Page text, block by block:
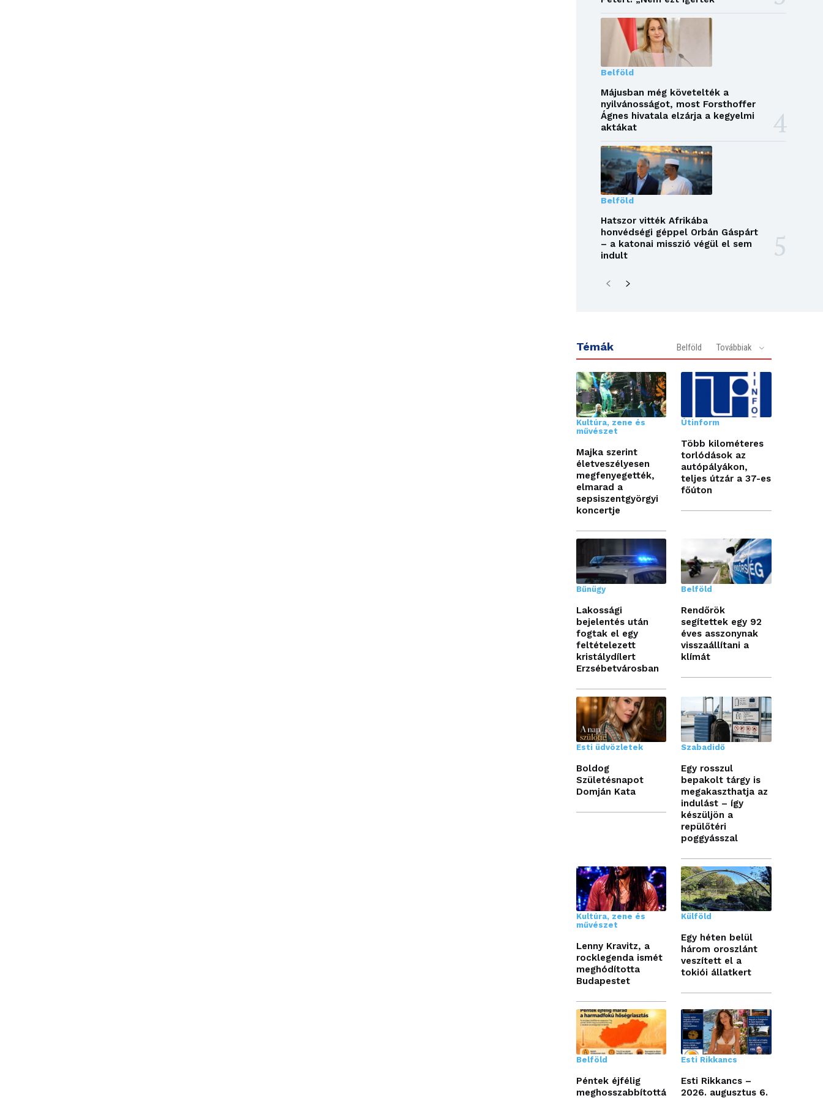
Belföld
Májusban még követelték a
nyilvánosságot, most Forsthoffer
Ágnes hivatala elzárja a kegyelmi
aktákat
Belföld
Hatszor vitték Afrikába
honvédségi géppel Orbán Gáspárt
– a katonai misszió végül el sem
indult
Témák Belföld Továbbiak
Kultúra, zene és
művészet
Majka szerint
életveszélyesen
megfenyegették,
elmarad a
sepsiszentgyörgyi
koncertje
Útinform
Több kilométeres
torlódások az
autópályákon,
teljes útzár a 37-es
főúton
Bűnügy
Lakossági
bejelentés után
fogtak el egy
feltételezett
kristálydílert
Erzsébetvárosban
Belföld
Rendőrök
segítettek egy 92
éves asszonynak
visszaállítani a
klímát
Esti üdvözletek
Boldog
Születésnapot
Domján Kata
Szabadidő
Egy rosszul
bepakolt tárgy is
megakaszthatja az
indulást – így
készüljön a
repülőtéri
poggyásszal
Kultúra, zene és
művészet
Lenny Kravitz, a
rocklegenda ismét
meghódította
Budapestet
Külföld
Egy héten belül
három oroszlánt
veszített el a
tokiói állatkert
Belföld
Péntek éjfélig
meghosszabbítottá
Esti Rikkancs
Esti Rikkancs –
2026. augusztus 6.